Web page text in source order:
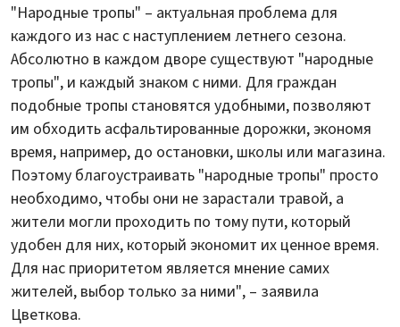
"Народные тропы" – актуальная проблема для
каждого из нас с наступлением летнего сезона.
Абсолютно в каждом дворе существуют "народные
тропы", и каждый знаком с ними. Для граждан
подобные тропы становятся удобными, позволяют
им обходить асфальтированные дорожки, экономя
время, например, до остановки, школы или магазина.
Поэтому благоустраивать "народные тропы" просто
необходимо, чтобы они не зарастали травой, а
жители могли проходить по тому пути, который
удобен для них, который экономит их ценное время.
Для нас приоритетом является мнение самих
жителей, выбор только за ними", – заявила
Цветкова.